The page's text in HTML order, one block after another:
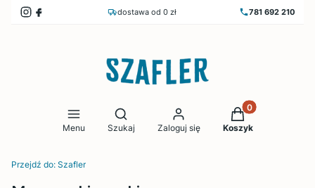
dostawa od 0 zł 781 692 210
Menu
Otwórz wyszukiwarkę
Szukaj Zaloguj się
Produkty w
Koszyk
Przejdź do: Szafler